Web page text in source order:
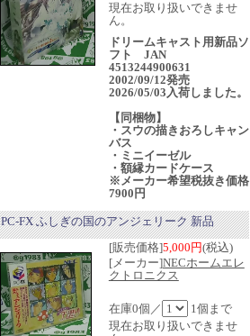
現在お取り扱いできませ
ん。
ドリームキャスト用新品ソ
フト JAN
4513244900631
2002/09/12発売
2026/05/03入荷しました。
【同梱物】
・スウの描きおろしキャン
バス
・ミニイーゼル
・額縁カードケース
※メーカー希望税抜き価格
7900円
PC-FX ふしぎの国のアンジェリーク 新品
[販売価格]5,000円(税込)
[メーカー]NECホームエレ
クトロニクス
在庫0個／
1個まで
現在お取り扱いできませ